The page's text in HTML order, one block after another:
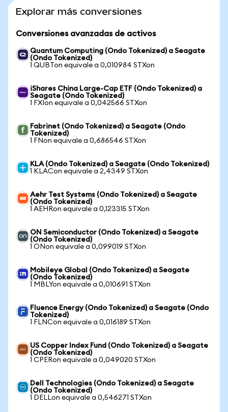
Explorar más conversiones
Conversiones avanzadas de activos
Quantum Computing (Ondo Tokenized) a Seagate
(Ondo Tokenized)
1 QUBTon equivale a 0,010984 STXon
iShares China Large-Cap ETF (Ondo Tokenized) a
Seagate (Ondo Tokenized)
1 FXIon equivale a 0,042566 STXon
Fabrinet (Ondo Tokenized) a Seagate (Ondo
Tokenized)
1 FNon equivale a 0,686546 STXon
KLA (Ondo Tokenized) a Seagate (Ondo Tokenized)
1 KLACon equivale a 2,4349 STXon
Aehr Test Systems (Ondo Tokenized) a Seagate
(Ondo Tokenized)
1 AEHRon equivale a 0,123315 STXon
ON Semiconductor (Ondo Tokenized) a Seagate
(Ondo Tokenized)
1 ONon equivale a 0,099019 STXon
Mobileye Global (Ondo Tokenized) a Seagate
(Ondo Tokenized)
1 MBLYon equivale a 0,010691 STXon
Fluence Energy (Ondo Tokenized) a Seagate (Ondo
Tokenized)
1 FLNCon equivale a 0,016189 STXon
US Copper Index Fund (Ondo Tokenized) a Seagate
(Ondo Tokenized)
1 CPERon equivale a 0,049020 STXon
Dell Technologies (Ondo Tokenized) a Seagate
(Ondo Tokenized)
1 DELLon equivale a 0,546271 STXon